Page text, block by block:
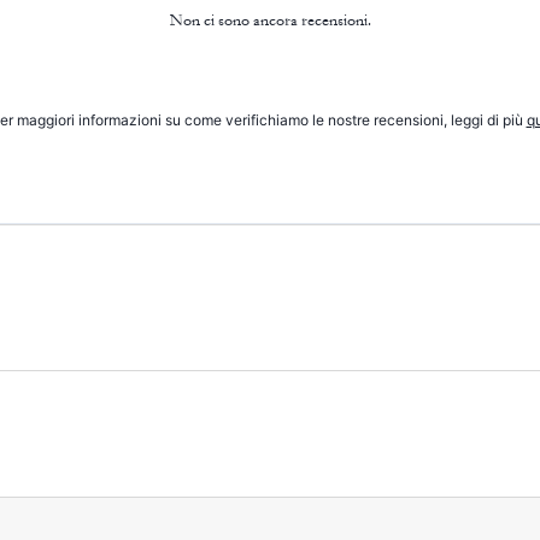
Non ci sono ancora recensioni.
maggiori informazioni su come verifichiamo le nostre recensioni, leggi di più